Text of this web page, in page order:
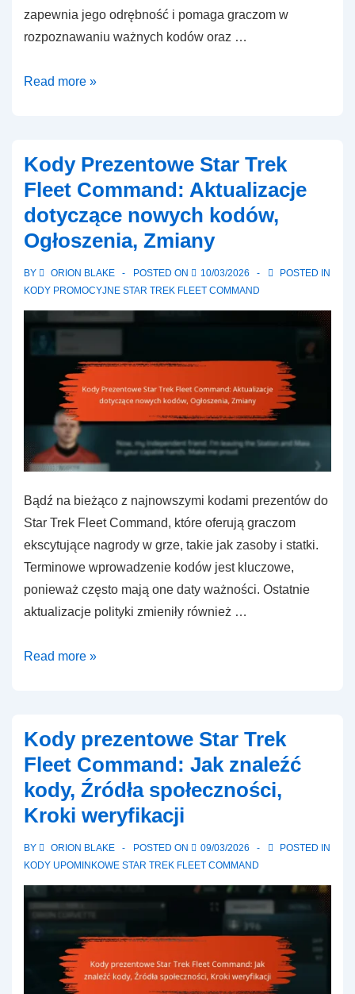
zapewnia jego odrębność i pomaga graczom w
rozpoznawaniu ważnych kodów oraz …
Kody
Fleet
Command:
Typy
kodów,
identyfikatory,
Read more »
Kody Prezentowe Star Trek
Fleet Command: Aktualizacje
dotyczące nowych kodów,
Ogłoszenia, Zmiany
BY ORION BLAKE POSTED ON 10/03/2026
POSTED IN
KODY PROMOCYJNE STAR TREK FLEET COMMAND
Bądź na bieżąco z najnowszymi kodami prezentów do
Star Trek Fleet Command, które oferują graczom
ekscytujące nagrody w grze, takie jak zasoby i statki.
Terminowe wprowadzenie kodów jest kluczowe,
ponieważ często mają one daty ważności. Ostatnie
aktualizacje polityki zmieniły również …
Kody
Fleet
Command:
Aktualizacje
dotyczące
kodów,
Zmiany
Read more »
Kody prezentowe Star Trek
Fleet Command: Jak znaleźć
kody, Źródła społeczności,
Kroki weryfikacji
BY ORION BLAKE POSTED ON 09/03/2026
POSTED IN
KODY UPOMINKOWE STAR TREK FLEET COMMAND